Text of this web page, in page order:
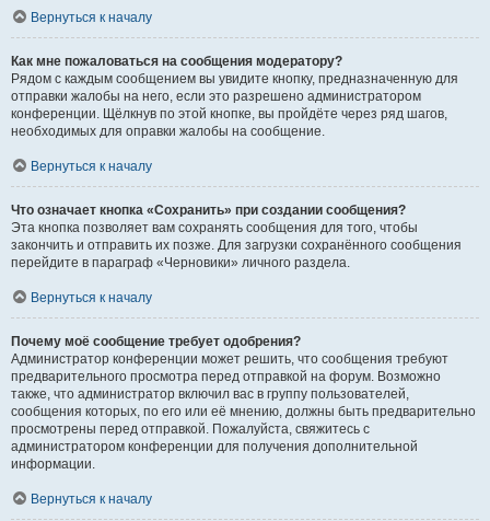
Вернуться к началу
Как мне пожаловаться на сообщения модератору?
Рядом с каждым сообщением вы увидите кнопку, предназначенную для
отправки жалобы на него, если это разрешено администратором
конференции. Щёлкнув по этой кнопке, вы пройдёте через ряд шагов,
необходимых для оправки жалобы на сообщение.
Вернуться к началу
Что означает кнопка «Сохранить» при создании сообщения?
Эта кнопка позволяет вам сохранять сообщения для того, чтобы
закончить и отправить их позже. Для загрузки сохранённого сообщения
перейдите в параграф «Черновики» личного раздела.
Вернуться к началу
Почему моё сообщение требует одобрения?
Администратор конференции может решить, что сообщения требуют
предварительного просмотра перед отправкой на форум. Возможно
также, что администратор включил вас в группу пользователей,
сообщения которых, по его или её мнению, должны быть предварительно
просмотрены перед отправкой. Пожалуйста, свяжитесь с
администратором конференции для получения дополнительной
информации.
Вернуться к началу